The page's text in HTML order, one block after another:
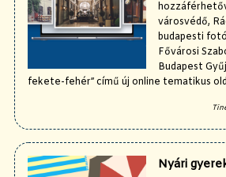
városvédő,
budapesti
Fővárosi
Budapest
fekete-fehér” című új online tematikus
Nyári